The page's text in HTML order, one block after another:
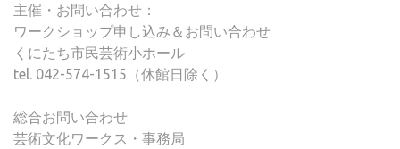
主催・お問い合わせ：
ワークショップ申し込み＆お問い合わせ
くにたち市民芸術小ホール
tel. 042-574-1515（休館日除く）
総合お問い合わせ
芸術文化ワークス・事務局